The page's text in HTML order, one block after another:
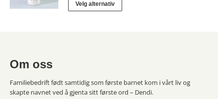
Velg alternativ
produktet
velges
Om oss
Familiebedrift født samtidig som første barnet kom i vårt liv og
skapte navnet ved å gjenta sitt første ord – Dendi.